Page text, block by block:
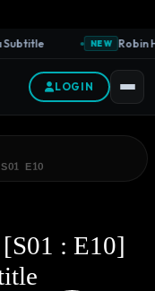
NEW Robin
LOGIN
E10
: E10]